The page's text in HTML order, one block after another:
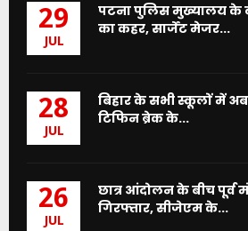
29
JUL
पटना पुलिस मुख्यालय के
का कहर, सार्जेंट मेजर...
28
JUL
बिहार के सभी स्कूलों में
टिफिन ब्रेक के...
26
JUL
छात्र आंदोलन के बीच पूर्व
गिरफ्तार, सीजेएम के...